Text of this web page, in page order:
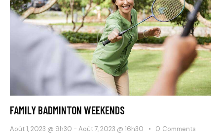
FAMILY BADMINTON WEEKENDS
Août 1, 2023 @ 9h30 - Août 7, 2023 @ 16h30 0 Comments